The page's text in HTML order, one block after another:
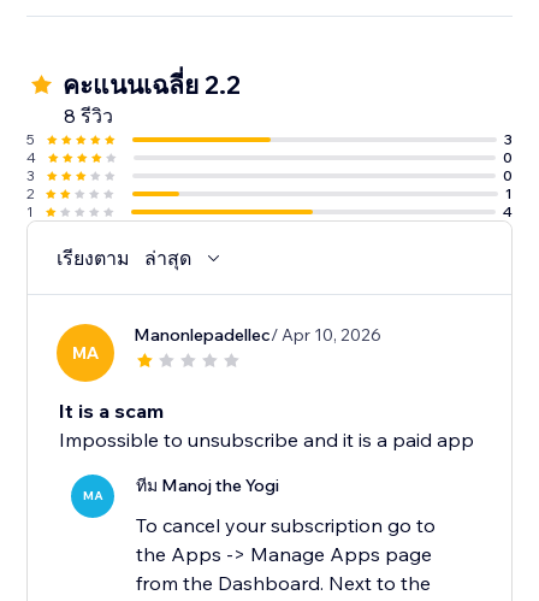
คะแนนเฉลี่ย 2.2
8 รีวิว
5
3
4
0
3
0
2
1
1
4
เรียงตาม ล่าสุด
MA
Manonlepadellec/ Apr 10, 2026
It is a scam
Impossible to unsubscribe and it is a paid app
MA ทีม Manoj the Yogi
To cancel your subscription go to
the Apps -> Manage Apps page
from the Dashboard. Next to the